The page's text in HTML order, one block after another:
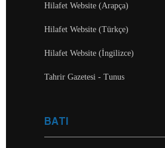
Hilafet Website (Arapça)
Hilafet Website (Türkçe)
Hilafet Website (İngilizce)
Tahrir Gazetesi - Tunus
BATI